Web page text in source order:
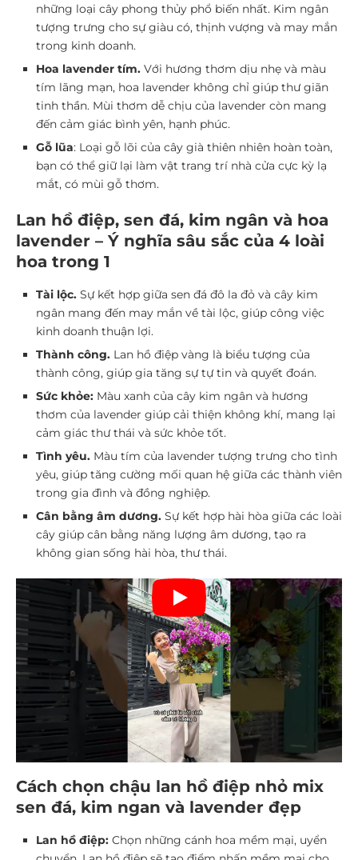
những loại cây phong thủy phổ biến nhất. Kim ngân
tượng trưng cho sự giàu có, thịnh vượng và may mắn
trong kinh doanh.
Hoa lavender tím. Với hương thơm dịu nhẹ và màu
tím lãng mạn, hoa lavender không chỉ giúp thư giãn
tinh thần. Mùi thơm dễ chịu của lavender còn mang
đến cảm giác bình yên, hạnh phúc.
Gỗ lũa: Loại gỗ lõi của cây già thiên nhiên hoàn toàn,
bạn có thể giữ lại làm vật trang trí nhà cửa cực kỳ lạ
mắt, có mùi gỗ thơm.
Lan hồ điệp, sen đá, kim ngân và hoa
lavender – Ý nghĩa sâu sắc của 4 loài
hoa trong 1
Tài lộc. Sự kết hợp giữa sen đá đô la đỏ và cây kim
ngân mang đến may mắn về tài lộc, giúp công việc
kinh doanh thuận lợi.
Thành công. Lan hồ điệp vàng là biểu tượng của
thành công, giúp gia tăng sự tự tin và quyết đoán.
Sức khỏe: Màu xanh của cây kim ngân và hương
thơm của lavender giúp cải thiện không khí, mang lại
cảm giác thư thái và sức khỏe tốt.
Tình yêu. Màu tím của lavender tượng trưng cho tình
yêu, giúp tăng cường mối quan hệ giữa các thành viên
trong gia đình và đồng nghiệp.
Cân bằng âm dương. Sự kết hợp hài hòa giữa các loài
cây giúp cân bằng năng lượng âm dương, tạo ra
không gian sống hài hòa, thư thái.
Cách chọn chậu lan hồ điệp nhỏ mix
sen đá, kim ngan và lavender đẹp
Lan hồ điệp: Chọn những cánh hoa mềm mại, uyển